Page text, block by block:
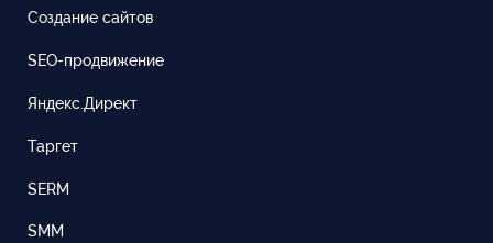
Создание сайтов
SEO-продвижение
Яндекс.Директ
Таргет
SERM
SMM